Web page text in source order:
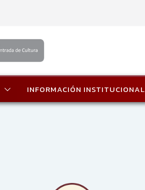
INFORMACIÓN INSTITUCIONAL